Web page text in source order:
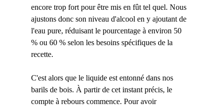
encore trop fort pour être mis en fût tel quel. Nous
ajustons donc son niveau d'alcool en y ajoutant de
l'eau pure, réduisant le pourcentage à environ 50
% ou 60 % selon les besoins spécifiques de la
recette.
C'est alors que le liquide est entonné dans nos
barils de bois. À partir de cet instant précis, le
compte à rebours commence. Pour avoir